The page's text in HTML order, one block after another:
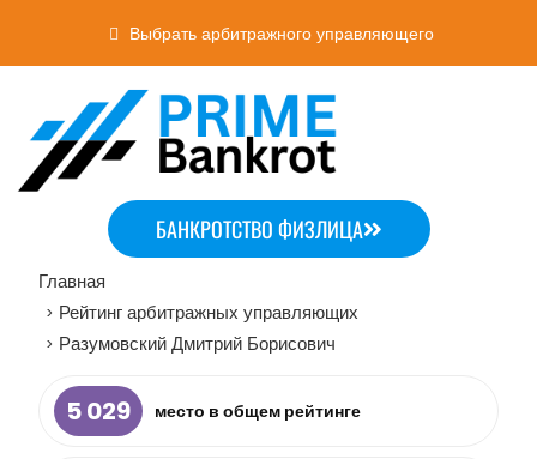
Выбрать арбитражного управляющего
БАНКРОТСТВО ФИЗЛИЦА
Главная
> Рейтинг арбитражных управляющих
> Разумовский Дмитрий Борисович
5 029 место в общем рейтинге